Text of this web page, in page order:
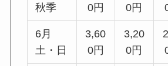
秋季
0円
0円
6月
土・日
3,60
0円
3,20
0円